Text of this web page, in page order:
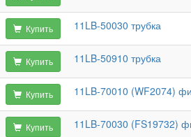
Купить 11LB-50030 трубка
Купить 11LB-50910 трубка
Купить 11LB-70010 (WF2074)
Купить 11LB-70030 (FS19732)